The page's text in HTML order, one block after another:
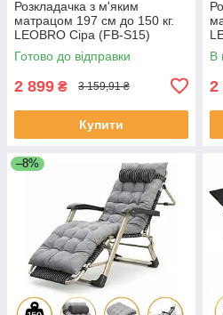
Розкладачка з м'яким
матрацом 197 см до 150 кг.
LEOBRO Сіра (FB-S15)
Готово до відправки
2 899 ₴ 3 159,91 ₴
Купити
В
2
–8%